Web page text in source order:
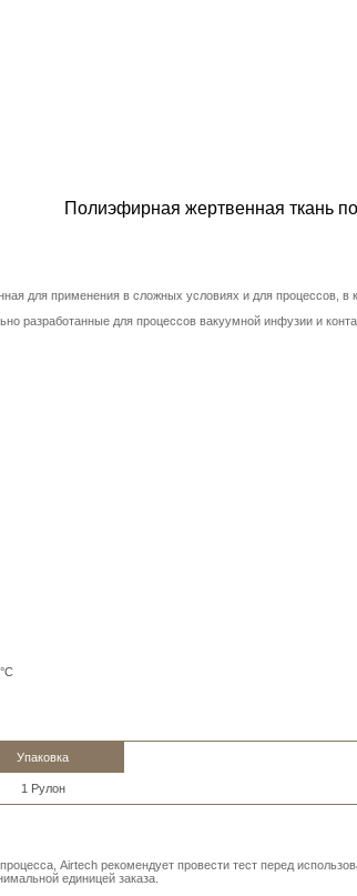
Полиэфирная жертвенная ткань
для применения в сложных условиях и для процессов,
разработанные для процессов вакуумной инфузии и
Упаковка
1 Рулон
Airtech рекомендует провести тест перед
единицей заказа.